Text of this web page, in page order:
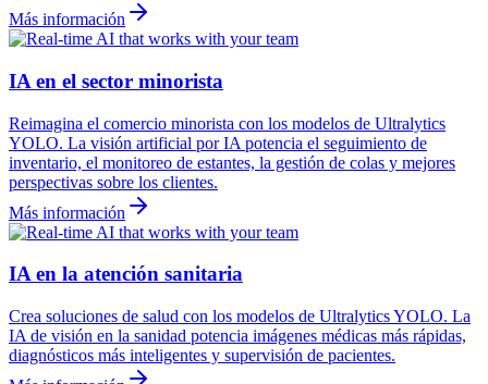
Más información
IA en el sector minorista
Reimagina el comercio minorista con los modelos de Ultralytics
YOLO. La visión artificial por IA potencia el seguimiento de
inventario, el monitoreo de estantes, la gestión de colas y mejores
perspectivas sobre los clientes.
Más información
IA en la atención sanitaria
Crea soluciones de salud con los modelos de Ultralytics YOLO. La
IA de visión en la sanidad potencia imágenes médicas más rápidas,
diagnósticos más inteligentes y supervisión de pacientes.